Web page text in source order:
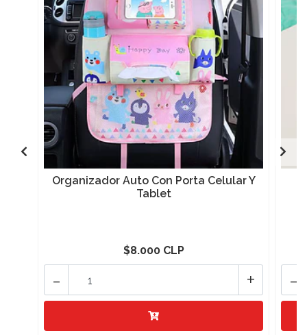
Organizador Auto Con Porta Celular Y
Tablet
$8.000 CLP
+
- -